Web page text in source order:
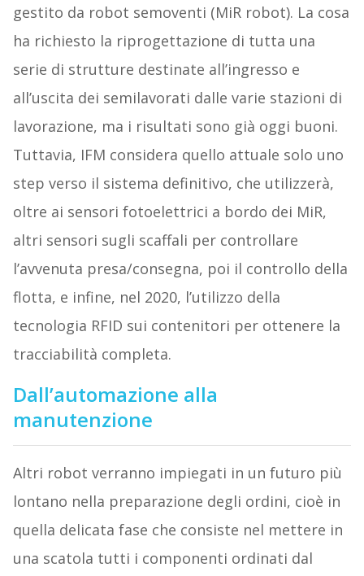
gestito da robot semoventi (MiR robot). La cosa
ha richiesto la riprogettazione di tutta una
serie di strutture destinate all’ingresso e
all’uscita dei semilavorati dalle varie stazioni di
lavorazione, ma i risultati sono già oggi buoni.
Tuttavia, IFM considera quello attuale solo uno
step verso il sistema definitivo, che utilizzerà,
oltre ai sensori fotoelettrici a bordo dei MiR,
altri sensori sugli scaffali per controllare
l’avvenuta presa/consegna, poi il controllo della
flotta, e infine, nel 2020, l’utilizzo della
tecnologia RFID sui contenitori per ottenere la
tracciabilità completa.
Dall’automazione alla
manutenzione
Altri robot verranno impiegati in un futuro più
lontano nella preparazione degli ordini, cioè in
quella delicata fase che consiste nel mettere in
una scatola tutti i componenti ordinati dal